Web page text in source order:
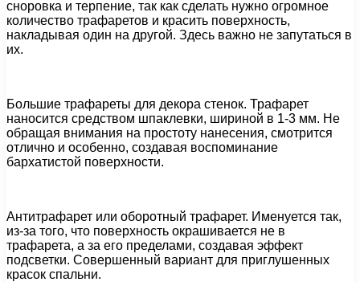
сноровка и терпение, так как сделать нужно огромное
количество трафаретов и красить поверхность,
накладывая один на другой. Здесь важно не запутаться в
их.
Большие трафареты для декора стенок. Трафарет
наносится средством шпаклевки, шириной в 1-3 мм. Не
обращая внимания на простоту нанесения, смотрится
отлично и особенно, создавая воспоминание
бархатистой поверхности.
Антитрафарет или оборотный трафарет. Именуется так,
из-за того, что поверхность окрашивается не в
трафарета, а за его пределами, создавая эффект
подсветки. Совершенный вариант для приглушенных
красок спальни.